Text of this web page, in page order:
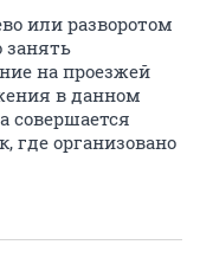
или разворотом
занять
на проезжей
в данном
совершается
где организовано